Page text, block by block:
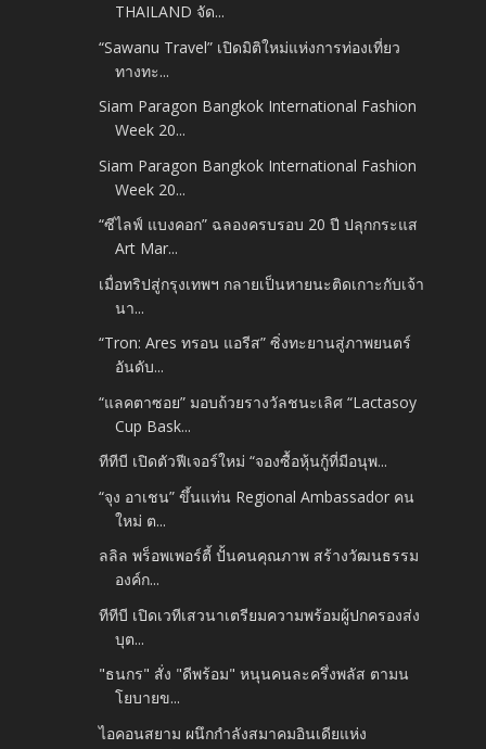
THAILAND จัด...
“Sawanu Travel” เปิดมิติใหม่แห่งการท่องเที่ยว
ทางทะ...
Siam Paragon Bangkok International Fashion
Week 20...
Siam Paragon Bangkok International Fashion
Week 20...
“ซีไลฟ์ แบงคอก” ฉลองครบรอบ 20 ปี ปลุกกระแส
Art Mar...
เมื่อทริปสู่กรุงเทพฯ กลายเป็นหายนะติดเกาะกับเจ้า
นา...
“Tron: Ares ทรอน แอรีส” ซิ่งทะยานสู่ภาพยนตร์
อันดับ...
“แลคตาซอย” มอบถ้วยรางวัลชนะเลิศ “Lactasoy
Cup Bask...
ทีทีบี เปิดตัวฟีเจอร์ใหม่ “จองซื้อหุ้นกู้ที่มีอนุพ...
“จุง อาเชน” ขึ้นแท่น Regional Ambassador คน
ใหม่ ต...
ลลิล พร็อพเพอร์ตี้ ปั้นคนคุณภาพ สร้างวัฒนธรรม
องค์ก...
ทีทีบี เปิดเวทีเสวนาเตรียมความพร้อมผู้ปกครองส่ง
บุต...
"ธนกร" สั่ง "ดีพร้อม" หนุนคนละครึ่งพลัส ตามน
โยบายข...
ไอคอนสยาม ผนึกกำลังสมาคมอินเดียแห่ง